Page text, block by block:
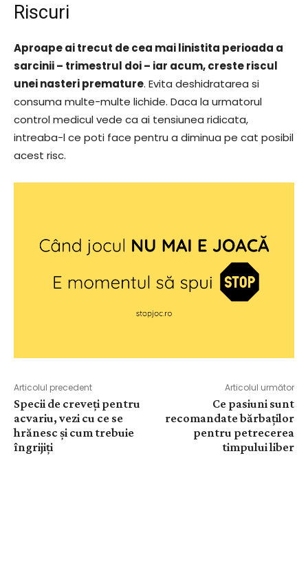
Riscuri
Aproape ai trecut de cea mai linistita perioada a
sarcinii – trimestrul doi – iar acum, creste riscul
unei nasteri premature. Evita deshidratarea si
consuma multe-multe lichide. Daca la urmatorul
control medicul vede ca ai tensiunea ridicata,
intreaba-l ce poti face pentru a diminua pe cat posibil
acest risc.
Articolul precedent
Specii de creveți pentru
acvariu, vezi cu ce se
hrănesc și cum trebuie
îngrijiți
Articolul următor
Ce pasiuni sunt
recomandate bărbaților
pentru petrecerea
timpului liber